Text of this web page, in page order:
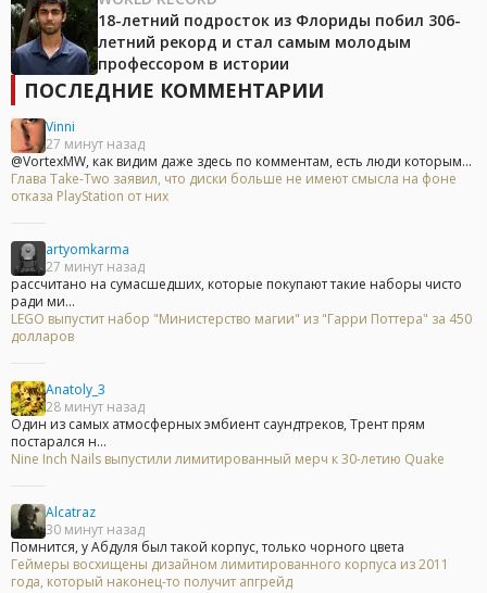
18-летний подросток из Флориды побил 306-
летний рекорд и стал самым молодым
профессором в истории
ПОСЛЕДНИЕ КОММЕНТАРИИ
Vinni
27 минут назад
@VortexMW, как видим даже здесь по комментам, есть люди которым...
Глава Take-Two заявил, что диски больше не имеют смысла на фоне
отказа PlayStation от них
artyomkarma
27 минут назад
рассчитано на сумасшедших, которые покупают такие наборы чисто
ради ми...
LEGO выпустит набор "Министерство магии" из "Гарри Поттера" за 450
долларов
Anatoly_3
28 минут назад
Один из самых атмосферных эмбиент саундтреков, Трент прям
постарался н...
Nine Inch Nails выпустили лимитированный мерч к 30-летию Quake
Alcatraz
30 минут назад
Помнится, у Абдуля был такой корпус, только чорного цвета
Геймеры восхищены дизайном лимитированного корпуса из 2011
года, который наконец-то получит апгрейд